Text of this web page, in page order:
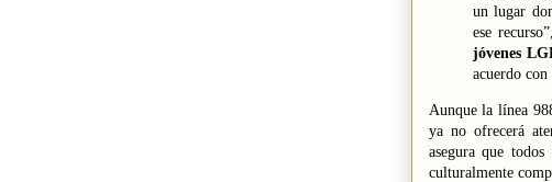
un lugar
ese
jóvenes
acuerdo
Aunque la línea
ya no ofrecerá
asegura que
culturalmente